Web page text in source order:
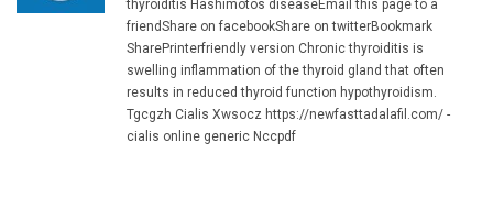
thyroiditis Hashimotos diseaseEmail this page to a
friendShare on facebookShare on twitterBookmark
SharePrinterfriendly version Chronic thyroiditis is
swelling inflammation of the thyroid gland that often
results in reduced thyroid function hypothyroidism.
Tgcgzh Cialis Xwsocz https://newfasttadalafil.com/ -
cialis online generic Nccpdf